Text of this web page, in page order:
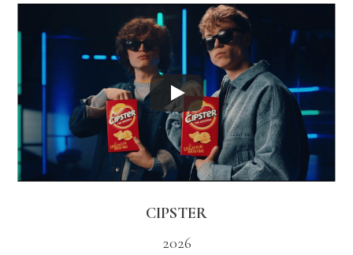
CIPSTER
2026